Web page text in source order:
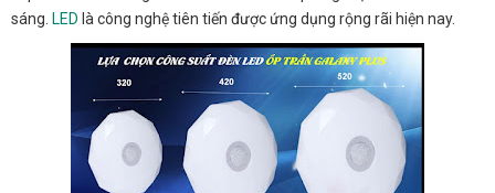
sáng. LED là công nghệ tiên tiến được ứng dụng rộng rãi hiện nay.